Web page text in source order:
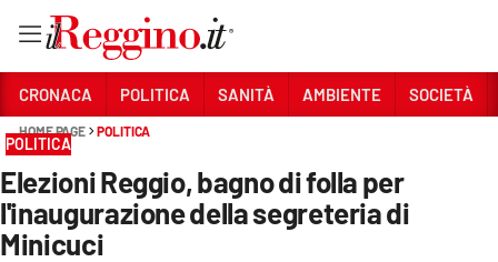
Sezioni
CRONACA
POLITICA
CRONACA POLITICA SANITÀ AMBIENTE SOCIETÀ
HOME PAGE POLITICA
POLITICA
Elezioni Reggio, bagno di folla per
l'inaugurazione della segreteria di
Minicuci